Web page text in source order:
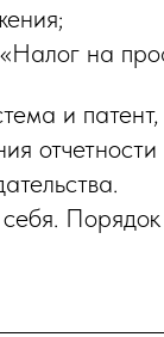
на
и патент,